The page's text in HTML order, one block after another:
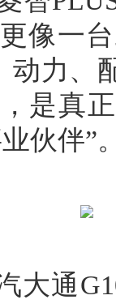
像一
动力、
是真
伙伴”
大通